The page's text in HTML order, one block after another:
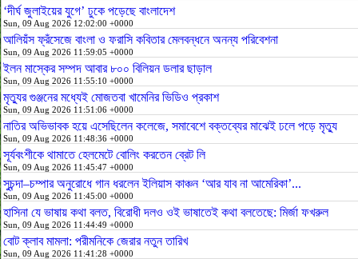
‘দীর্ঘ জুলাইয়ের যুগে’ ঢুকে পড়েছে বাংলাদেশ
Sun, 09 Aug 2026 12:02:00 +0000
আলিয়ঁস ফ্রঁসেজে বাংলা ও ফরাসি কবিতার মেলবন্ধনে অনন্য পরিবেশনা
Sun, 09 Aug 2026 11:59:05 +0000
ইলন মাস্কের সম্পদ আবার ৮০০ বিলিয়ন ডলার ছাড়াল
Sun, 09 Aug 2026 11:55:10 +0000
মৃত্যুর গুঞ্জনের মধ্যেই মোজতবা খামেনির ভিডিও প্রকাশ
Sun, 09 Aug 2026 11:51:06 +0000
নাতির অভিভাবক হয়ে এসেছিলেন কলেজে, সমাবেশে বক্তব্যের মাঝেই ঢলে পড়ে মৃত্যু
Sun, 09 Aug 2026 11:48:36 +0000
সূর্যবংশীকে থামাতে হেলমেটে বোলিং করতেন ব্রেট লি
Sun, 09 Aug 2026 11:45:47 +0000
সুচন্দা–চম্পার অনুরোধে গান ধরলেন ইলিয়াস কাঞ্চন ‘আর যাব না আমেরিকা’...
Sun, 09 Aug 2026 11:45:00 +0000
হাসিনা যে ভাষায় কথা বলত, বিরোধী দলও ওই ভাষাতেই কথা বলতেছে: মির্জা ফখরুল
Sun, 09 Aug 2026 11:44:49 +0000
বোট ক্লাব মামলা: পরীমনিকে জেরার নতুন তারিখ
Sun, 09 Aug 2026 11:41:28 +0000